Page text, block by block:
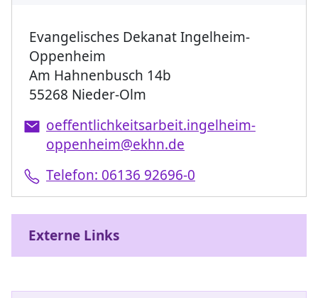
Evangelisches Dekanat Ingelheim-
Oppenheim
Am Hahnenbusch 14b
55268 Nieder-Olm
oeffentlichkeitsarbeit.ingelheim-
oppenheim@ekhn.de
Telefon: 06136 92696-0
Externe Links